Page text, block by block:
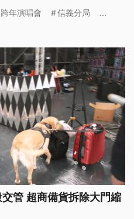
跨年演唱會 信義分局 ...
管 超商備貨拆除大門縮